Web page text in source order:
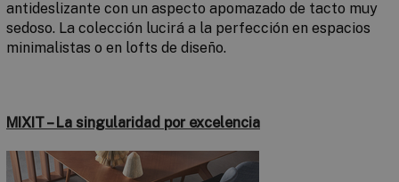
antideslizante con un aspecto apomazado de tacto muy
sedoso. La colección lucirá a la perfección en espacios
minimalistas o en lofts de diseño.
MIXIT – La singularidad por excelencia